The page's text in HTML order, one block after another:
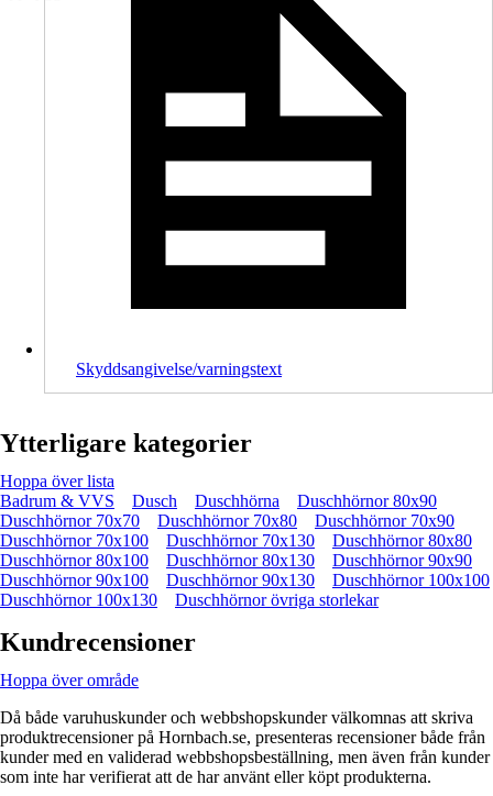
Skyddsangivelse/varningstext
Ytterligare kategorier
Hoppa över lista
Badrum & VVS
Dusch Duschhörna
Duschhörnor 80x90
Duschhörnor 70x70
Duschhörnor 70x80
Duschhörnor 70x90
Duschhörnor 70x100
Duschhörnor 70x130
Duschhörnor 80x80
Duschhörnor 80x100
Duschhörnor 80x130
Duschhörnor 90x90
Duschhörnor 90x100
Duschhörnor 90x130
Duschhörnor 100x100
Duschhörnor 100x130
Duschhörnor övriga storlekar
Kundrecensioner
Hoppa över område
Då både varuhuskunder och webbshopskunder välkomnas att skriva
produktrecensioner på Hornbach.se, presenteras recensioner både från
kunder med en validerad webbshopsbeställning, men även från kunder
som inte har verifierat att de har använt eller köpt produkterna.